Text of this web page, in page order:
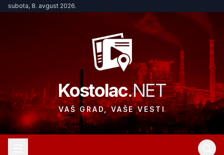
subota, 8. avgust 2026.
Kostolac.NET
VAŠ GRAD, VAŠE VESTI